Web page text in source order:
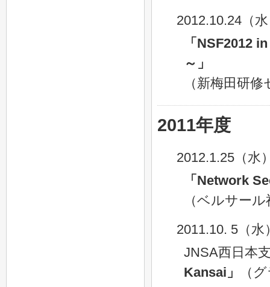
2012.10.24（
「NSF2012
～」
（新梅田研
2011年度
2012.1.25（水
「Network
（ベルサール
2011.10. 5（水
JNSA西日本
Kansai」
（